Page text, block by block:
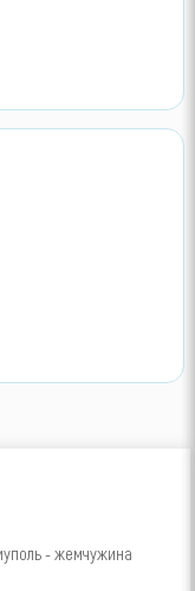
- жемчужина